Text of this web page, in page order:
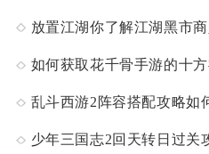
放置江湖你了解江湖黑市
如何获取花千骨手游的十
乱斗西游2阵容搭配攻略如
少年三国志2回天转日过关